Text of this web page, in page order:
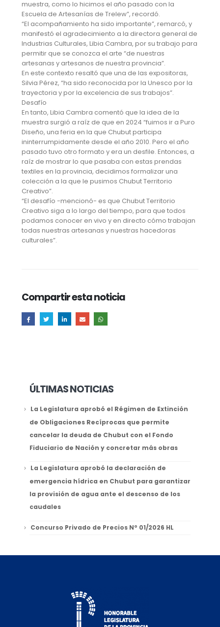
muestra, como lo hicimos el año pasado con la
Escuela de Artesanías de Trelew”, recordó.
“El acompañamiento ha sido importante”, remarcó, y
manifestó el agradecimiento a la directora general de
Industrias Culturales, Libia Cambra, por su trabajo para
permitir que se conozca el arte “de nuestras
artesanas y artesanos de nuestra provincia”.
En este contexto resaltó que una de las expositoras,
Silvia Pérez, “ha sido reconocida por la Unesco por la
trayectoria y por la excelencia de sus trabajos”.
Desafío
En tanto, Libia Cambra comentó que la idea de la
muestra surgió a raíz de que en 2024 “fuimos ir a Puro
Diseño, una feria en la que Chubut participa
ininterrumpidamente desde el año 2010. Pero el año
pasado tuvo otro formato y era un desfile. Entonces, a
raíz de mostrar lo que pasaba con estas prendas
textiles en la provincia, decidimos formalizar una
colección a la que le pusimos Chubut Territorio
Creativo”.
“El desafío -mencionó- es que Chubut Territorio
Creativo siga a lo largo del tiempo, para que todos
podamos conocer en vivo y en directo cómo trabajan
todas nuestras artesanas y nuestras hacedoras
culturales”.
Compartir esta noticia
ÚLTIMAS NOTICIAS
La Legislatura aprobó el Régimen de Extinción
de Obligaciones Recíprocas que permite
cancelar la deuda de Chubut con el Fondo
Fiduciario de Nación y concretar más obras
La Legislatura aprobó la declaración de
emergencia hídrica en Chubut para garantizar
la provisión de agua ante el descenso de los
caudales
Concurso Privado de Precios Nº 01/2026 HL